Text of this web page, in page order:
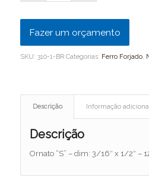
Fazer um orçamento
SKU: 310-1-BR Categorias: Ferro Forjado,
Descrição Informação
Descrição
Ornato “S” – dim: 3/16″ x 1/2″ –